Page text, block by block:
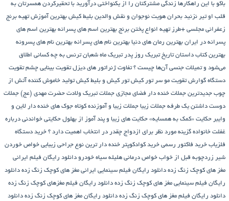
باکو با این راهکارها زندگی مشترکتان را از یکنواختی درآورید با تحقیرکردن همسرتان به
قلب او تیر نزنید بحران هویت نوجوان و نقش والدین بلیط کیش بهترین آموزش تهیه برنج
زعفرانی مجلسی +طرز تهیه انواع پختن برنج بهترین اسم های پسرانه بهترین اسم های
پسرانه در ایران بهترین رمان های دنیا بهترین نام های پسرانه بهترین نام های پسرونه
بهترین کتاب داستان تاریخ تبریک روز پدر تبریک ماه شعبان ترنس به چه کسانی اطلاق
می‌شود و تمیلات جنسی آن‌ها چیست ؟ تفاوت ژنراتور های دیزل تقویت بینایی چشم تقویت
دستگاه گوارش تقویت مو سر تور کیش تور کیش و بلیط کیش تولید خاموش کننده آتش از
چوب جدیدترین جملات خنده دار فضای مجازی جملات تبریک ولادت حضرت مهدی (عج) جملات
دوست داشتن یک طرفه جملات زیبا جملات زیبا و آموزنده کوتاه جوک های خنده دار لاین و
وایبر حکایت «کمک به همسایه» حکایت های زیبا و پند آموز از بهلول حکایتی خواندنی درباره
غفلت خانواده گزینه مورد نظر برای ازدواج چقدر در انتخاب اهمیت دارد ؟ خرید دستگاه
فلزیاب خرید فاکتور رسمی خرید کوادکوپتر خنده دار ترین نوع جراحی زیبایی خواص خوردن
شیر زردچوبه قبل از خواب خواص درمانی هلیله سیاه خودرو دانلود رایگان فیلم ایرانی
مغز های کوچک زنگ زده دانلود رایگان فیلم سینمایی ایرانی مغز های کوچک زنگ زده دانلود
رایگان فیلم سینمایی مغز های کوچک زنگ زده دانلود رایگان فیلم مغزهای کوچک زنگ زده
دانلود رایگان فیلم مغز های کوچک زنگ زده دانلود رایگان مغز های کوچک زنگ زده دانلود